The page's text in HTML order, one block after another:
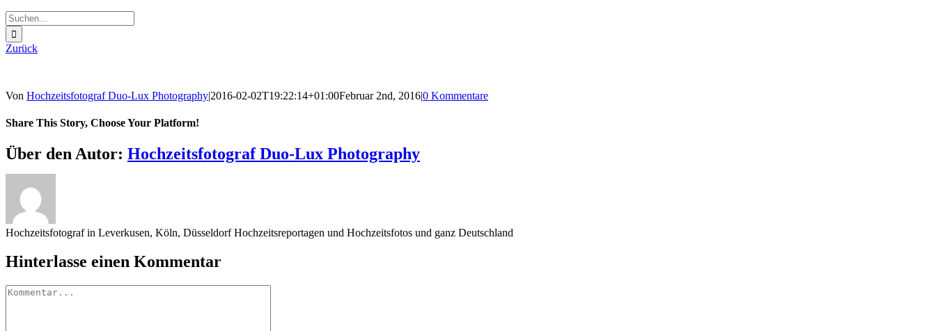
Suche
nach:
Zurück
Von Hochzeitsfotograf Duo-Lux Photography|2016-02-02T19:22:14+01:00Februar 2nd, 2016|0 Kommentare
Share This Story, Choose Your Platform!
Sharing_facebook
Sharing_twitter
Sharing_reddit
Über den Autor: Hochzeitsfotograf Duo-Lux Photography
Hochzeitsfotograf in Leverkusen, Köln, Düsseldorf Hochzeitsreportagen und Hochzeitsfotos und ganz Deutschland
Hinterlasse einen Kommentar
Kommentar